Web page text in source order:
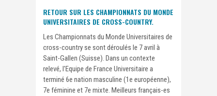
RETOUR SUR LES CHAMPIONNATS DU MONDE
UNIVERSITAIRES DE CROSS-COUNTRY.
Les Championnats du Monde Universitaires de
cross-country se sont déroulés le 7 avril à
Saint-Gallen (Suisse). Dans un contexte
relevé, l'Equipe de France Universitaire a
terminé 6e nation masculine (1e européenne),
7e féminine et 7e mixte. Meilleurs français-es